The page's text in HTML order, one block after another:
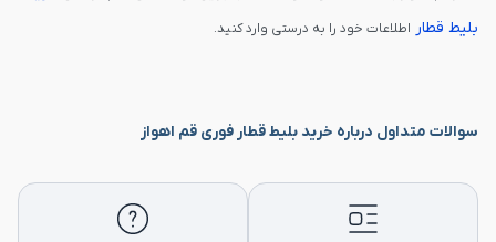
بلیط قطار اطلاعات خود را به درستی وارد کنید.
سوالات متداول درباره خرید بلیط قطار فوری قم اهواز